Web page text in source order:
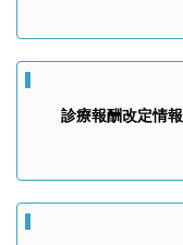
診療報酬改定情報